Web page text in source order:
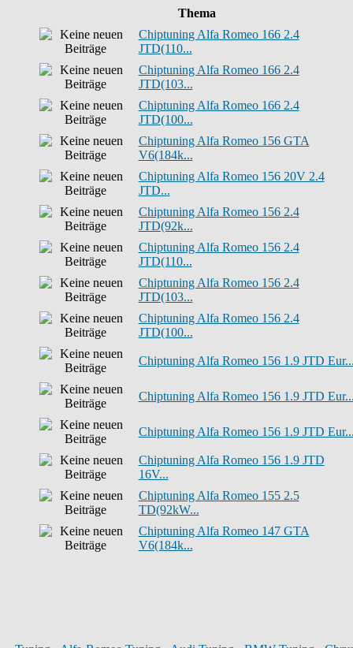
Thema
Chiptuning Alfa Romeo 166 2.4
JTD(110...
Chiptuning Alfa Romeo 166 2.4
JTD(103...
Chiptuning Alfa Romeo 166 2.4
JTD(100...
Chiptuning Alfa Romeo 156 GTA
V6(184k...
Chiptuning Alfa Romeo 156 20V 2.4
JTD...
Chiptuning Alfa Romeo 156 2.4
JTD(92k...
Chiptuning Alfa Romeo 156 2.4
JTD(110...
Chiptuning Alfa Romeo 156 2.4
JTD(103...
Chiptuning Alfa Romeo 156 2.4
JTD(100...
Chiptuning Alfa Romeo 156 1.9 JTD
Chiptuning Alfa Romeo 156 1.9 JTD
Chiptuning Alfa Romeo 156 1.9 JTD
Chiptuning Alfa Romeo 156 1.9 JTD
16V...
Chiptuning Alfa Romeo 155 2.5
TD(92kW...
Chiptuning Alfa Romeo 147 GTA
V6(184k...